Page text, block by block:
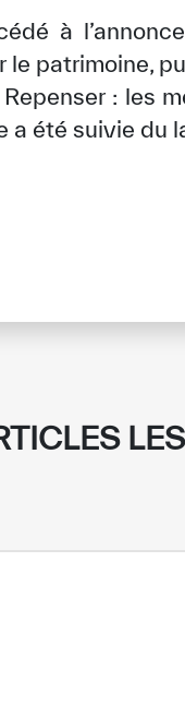
à
le patrimoine,
: les
été suivie du